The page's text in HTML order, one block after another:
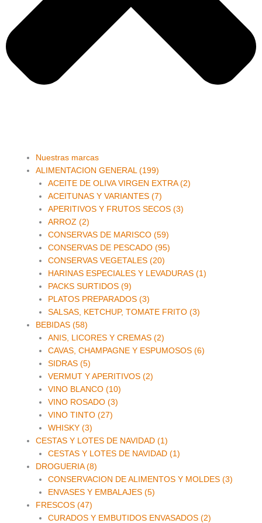
Main
Menu
Nuestras marcas
ALIMENTACION GENERAL (199)
ACEITE DE OLIVA VIRGEN EXTRA (2)
ACEITUNAS Y VARIANTES (7)
APERITIVOS Y FRUTOS SECOS (3)
ARROZ (2)
CONSERVAS DE MARISCO (59)
CONSERVAS DE PESCADO (95)
CONSERVAS VEGETALES (20)
HARINAS ESPECIALES Y LEVADURAS (1)
PACKS SURTIDOS (9)
PLATOS PREPARADOS (3)
SALSAS, KETCHUP, TOMATE FRITO (3)
BEBIDAS (58)
ANIS, LICORES Y CREMAS (2)
CAVAS, CHAMPAGNE Y ESPUMOSOS (6)
SIDRAS (5)
VERMUT Y APERITIVOS (2)
VINO BLANCO (10)
VINO ROSADO (3)
VINO TINTO (27)
WHISKY (3)
CESTAS Y LOTES DE NAVIDAD (1)
CESTAS Y LOTES DE NAVIDAD (1)
DROGUERIA (8)
CONSERVACION DE ALIMENTOS Y MOLDES (3)
ENVASES Y EMBALAJES (5)
FRESCOS (47)
CURADOS Y EMBUTIDOS ENVASADOS (2)